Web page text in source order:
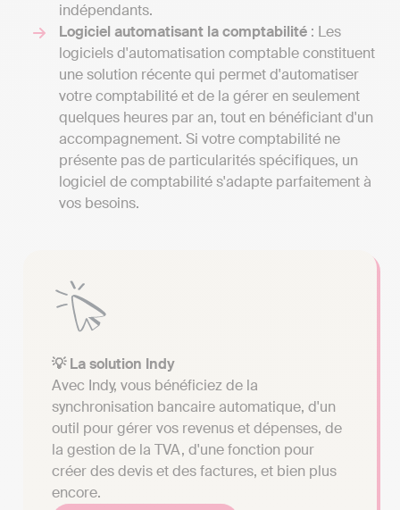
indépendants.
Logiciel automatisant la comptabilité : Les
logiciels d'automatisation comptable constituent
une solution récente qui permet d'automatiser
votre comptabilité et de la gérer en seulement
quelques heures par an, tout en bénéficiant d'un
accompagnement. Si votre comptabilité ne
présente pas de particularités spécifiques, un
logiciel de comptabilité s'adapte parfaitement à
vos besoins.
💡 La solution Indy
Avec Indy, vous bénéficiez de la
synchronisation bancaire automatique, d'un
outil pour gérer vos revenus et dépenses, de
la gestion de la TVA, d'une fonction pour
créer des devis et des factures, et bien plus
encore.